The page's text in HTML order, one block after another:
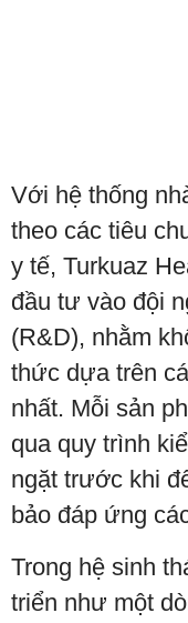
Với hệ thống
theo các tiêu
y tế, Turkuaz
đầu tư vào đội
(R&D), nhằm
thức dựa trên
nhất. Mỗi sản
qua quy trình
ngặt trước khi
bảo đáp ứng
Trong hệ sinh
triển như một